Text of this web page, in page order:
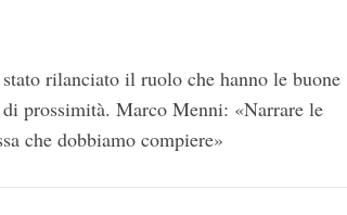
rilanciato il ruolo che hanno le buone
prossimità. Marco Menni: «Narrare le
che dobbiamo compiere»